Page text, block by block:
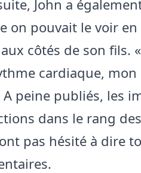
John a
on pouvait le voir
côtés de son fils.
cardiaque, mon
peine publiés, les
dans le rang
pas hésité à dire